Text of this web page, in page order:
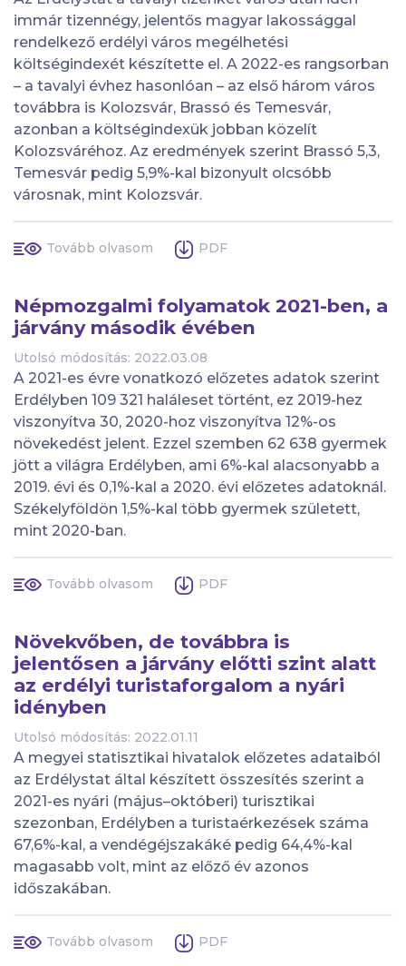
immár tizennégy, jelentős magyar lakossággal
rendelkező erdélyi város megélhetési
költségindexét készítette el. A 2022-es rangsorban
– a tavalyi évhez hasonlóan – az első három város
továbbra is Kolozsvár, Brassó és Temesvár,
azonban a költségindexük jobban közelít
Kolozsváréhoz. Az eredmények szerint Brassó 5,3,
Temesvár pedig 5,9%-kal bizonyult olcsóbb
városnak, mint Kolozsvár.
Tovább olvasom PDF
Népmozgalmi folyamatok 2021-ben, a
járvány második évében
Utolsó módosítás: 2022.03.08
A 2021-es évre vonatkozó előzetes adatok szerint
Erdélyben 109 321 haláleset történt, ez 2019-hez
viszonyítva 30, 2020-hoz viszonyítva 12%-os
növekedést jelent. Ezzel szemben 62 638 gyermek
jött a világra Erdélyben, ami 6%-kal alacsonyabb a
2019. évi és 0,1%-kal a 2020. évi előzetes adatoknál.
Székelyföldön 1,5%-kal több gyermek született,
mint 2020-ban.
Tovább olvasom PDF
Növekvőben, de továbbra is
jelentősen a járvány előtti szint alatt
az erdélyi turistaforgalom a nyári
idényben
Utolsó módosítás: 2022.01.11
A megyei statisztikai hivatalok előzetes adataiból
az Erdélystat által készített összesítés szerint a
2021-es nyári (május–októberi) turisztikai
szezonban, Erdélyben a turistaérkezések száma
67,6%-kal, a vendégéjszakáké pedig 64,4%-kal
magasabb volt, mint az előző év azonos
időszakában.
Tovább olvasom PDF